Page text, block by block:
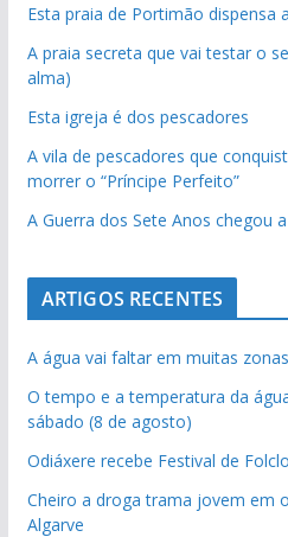
Esta praia de Portimão dispensa
A praia secreta que vai testar o
alma)
Esta igreja é dos pescadores
A vila de pescadores que
morrer o “Príncipe Perfeito”
A Guerra dos Sete Anos chegou
ARTIGOS RECENTES
A água vai faltar em muitas
O tempo e a temperatura da
sábado (8 de agosto)
Odiáxere recebe Festival de
Cheiro a droga trama jovem em
Algarve